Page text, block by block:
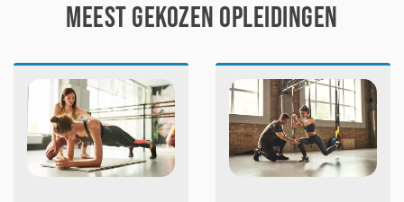
MEEST GEKOZEN OPLEIDINGEN